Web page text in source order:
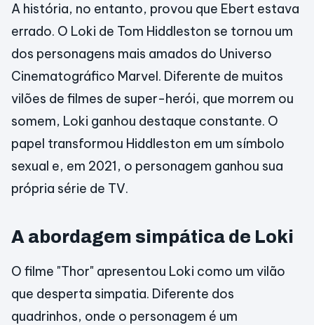
A história, no entanto, provou que Ebert estava
errado. O Loki de Tom Hiddleston se tornou um
dos personagens mais amados do Universo
Cinematográfico Marvel. Diferente de muitos
vilões de filmes de super-herói, que morrem ou
somem, Loki ganhou destaque constante. O
papel transformou Hiddleston em um símbolo
sexual e, em 2021, o personagem ganhou sua
própria série de TV.
A abordagem simpática de Loki
O filme "Thor" apresentou Loki como um vilão
que desperta simpatia. Diferente dos
quadrinhos, onde o personagem é um